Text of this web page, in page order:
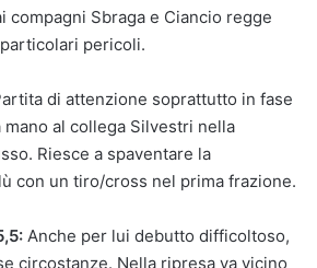
compagni Sbraga e Ciancio regge
pericoli.
di attenzione soprattutto in fase
al collega Silvestri nella
Riesce a spaventare la
con un tiro/cross nel prima frazione.
Anche per lui debutto difficoltoso,
circostanze. Nella ripresa va vicino